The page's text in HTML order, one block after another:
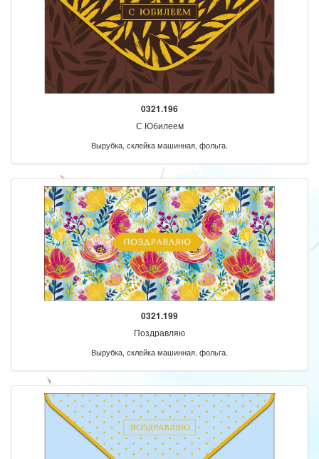
0321.196
С Юбилеем
Вырубка, склейка машинная, фольга.
0321.199
Поздравляю
Вырубка, склейка машинная, фольга.